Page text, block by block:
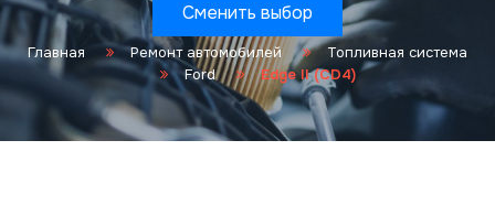
Сменить выбор
Главная Ремонт автомобилей
Топливная система
Ford
Edge II (CD4)